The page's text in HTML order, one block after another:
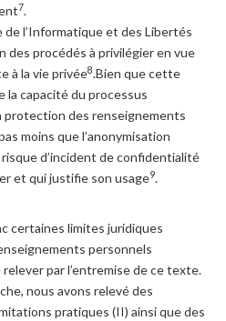
7.
de l’Informatique et des Libertés
des procédés à privilégier en vue
à la vie privée8.Bien que cette
la capacité du processus
protection des renseignements
moins que l’anonymisation
d’incident de confidentialité
et qui justifie son usage9.
certaines limites juridiques
personnels
par l’entremise de ce texte.
nous avons relevé des
pratiques (II) ainsi que des